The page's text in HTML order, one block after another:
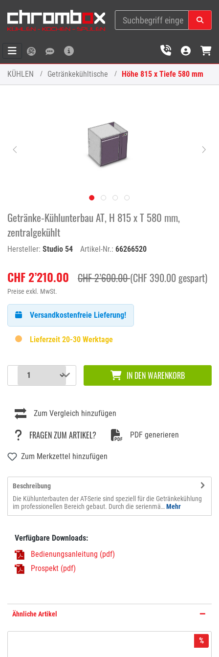
KÜHLEN Getränkekühltische Höhe 815 x Tiefe 580 mm
Getränke-Kühlunterbau AT, H 815 x T 580 mm,
zentralgekühlt
Hersteller: Studio 54 Artikel-Nr.: 66266520
CHF 2’210.00 CHF 2’600.00(CHF 390.00 gespart)
Preise exkl. MwSt.
Versandkostenfreie Lieferung!
Lieferzeit 20-30 Werktage
IN DEN WARENKORB
Zum Vergleich hinzufügen
FRAGEN ZUM ARTIKEL? PDF generieren
Zum Merkzettel hinzufügen
Verfügbare Downloads:
Bedienungsanleitung (pdf)
Prospekt (pdf)
Beschreibung
Die Kühlunterbauten der AT-Serie sind speziell für die Getränkekühlung
im professionellen Bereich gebaut. Durch die serienmä… Mehr
Ähnliche Artikel
%